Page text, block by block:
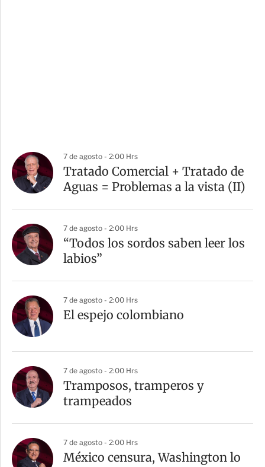
7 de agosto - 2:00 Hrs
Tratado Comercial + Tratado de
Aguas = Problemas a la vista (II)
7 de agosto - 2:00 Hrs
“Todos los sordos saben leer los
labios”
7 de agosto - 2:00 Hrs
El espejo colombiano
7 de agosto - 2:00 Hrs
Tramposos, tramperos y
trampeados
7 de agosto - 2:00 Hrs
México censura, Washington lo